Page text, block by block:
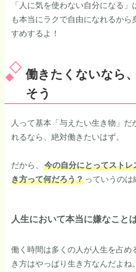
「人に気を使わない自分になる
も本当にラクで自由になれるから
すめするよ！
働きたくないなら
そう
人って基本「与えたい生き物」だ
れるなら、絶対働きたいはず。
だから、今の自分にとってスト
き方って何だろう？ っていうのは
人生において本当に嫌なこと
働く時間は多くの人が人生を占め
き方はやっぱり生き方なんだよね。